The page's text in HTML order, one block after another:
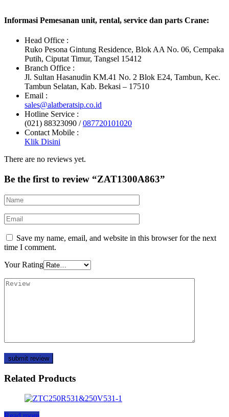
Informasi Pemesanan unit, rental, service dan parts Crane:
Head Office :
Ruko Pesona Gintung Residence, Blok AA No. 06, Cempaka
Putih, Ciputat Timur, Tangsel 15412
Branch Office :
Jl. Sultan Hasanudin KM.41 No. 2 Blok E24, Tambun, Kec.
Tambun Selatan, Kab. Bekasi – 17510
Email :
sales@alatberatsip.co.id
Hotline Service :
(021) 88323090 /087720101020
Contact Mobile :
Klik Disini
There are no reviews yet.
Be the first to review “ZAT1300A863”
Save my name, email, and website in this browser for the next
time I comment.
Your Rating
Related Products